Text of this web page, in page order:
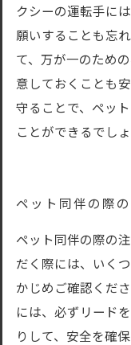
クシーの運転手に
願いすることも忘
て、万が一のため
意しておくことも
守ることで、ペッ
ことができるでしょ
ペット同伴の際
ペット同伴の際の
だく際には、いく
かじめご確認くだ
には、必ずリード
りして、安全を確